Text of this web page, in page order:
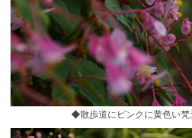
◆散歩道にピンクに黄色い梵